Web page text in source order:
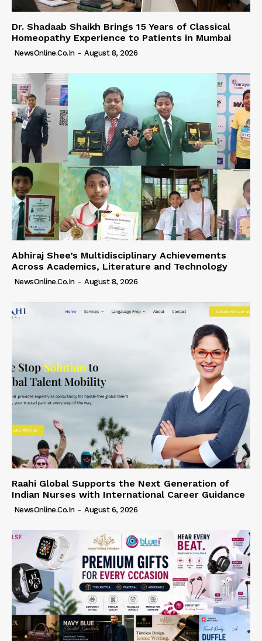
Dr. Shadaab Shaikh Brings 15 Years of Classical
Homeopathy Experience to Patients in Mumbai
NewsOnline.co.in - August 8, 2026
Abhiraj Shee’s Multidisciplinary Achievements
Across Academics, Literature and Technology
NewsOnline.co.in - August 8, 2026
Raahi Global Supports the Next Generation of
Indian Nurses with International Career Guidance
NewsOnline.co.in - August 6, 2026